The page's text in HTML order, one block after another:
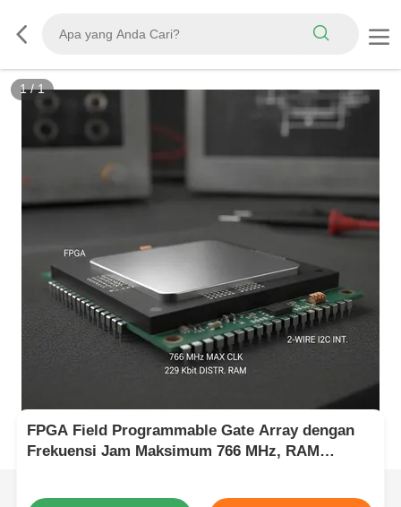
1/1
FPGA Field Programmable Gate Array dengan
Frekuensi Jam Maksimum 766 MHz, RAM